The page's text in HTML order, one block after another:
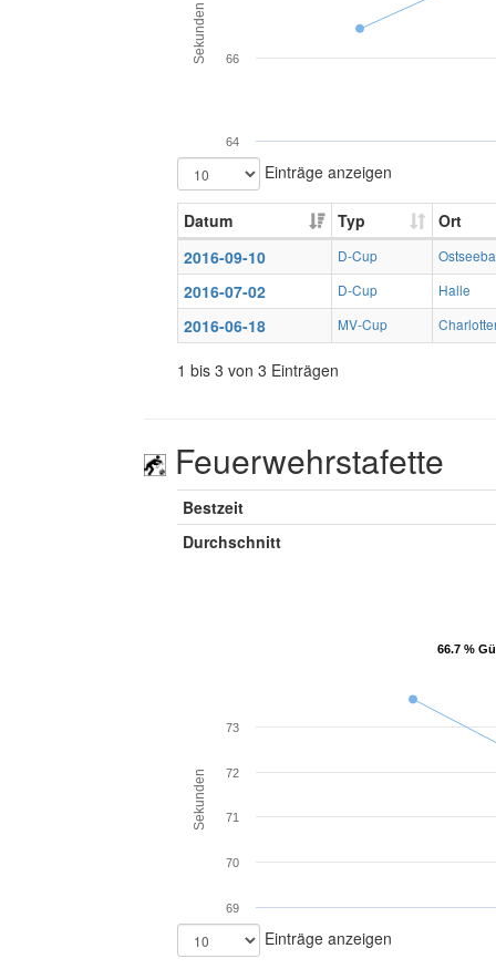
Sekunden
64
66
Einträge anzeigen
Datum Typ
Ort
2016-09-10
D-Cup
2016-07-02 D-Cup Halle
2016-06-18 MV-Cup
1 bis 3 von 3 Einträgen
Feuerwehrstafette
Bestzeit
Durchschnitt
66.7 %
66.7 %
Sekunden
69
70
71
72
73
Einträge anzeigen